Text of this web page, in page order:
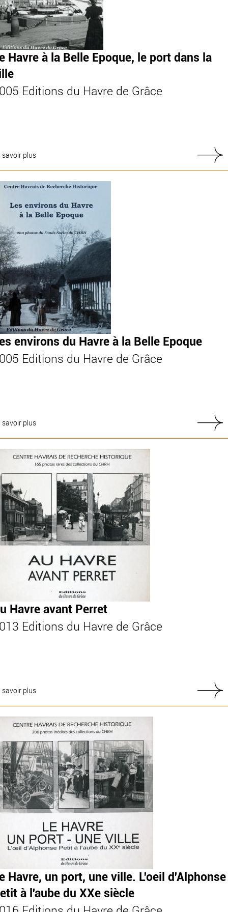
Havre à la Belle Epoque, le port dans la
Editions du Havre de Grâce
savoir plus
environs du Havre à la Belle Epoque
Editions du Havre de Grâce
savoir plus
Havre avant Perret
Editions du Havre de Grâce
savoir plus
Havre, un port, une ville. L'oeil d'Alphonse
à l'aube du XXe siècle